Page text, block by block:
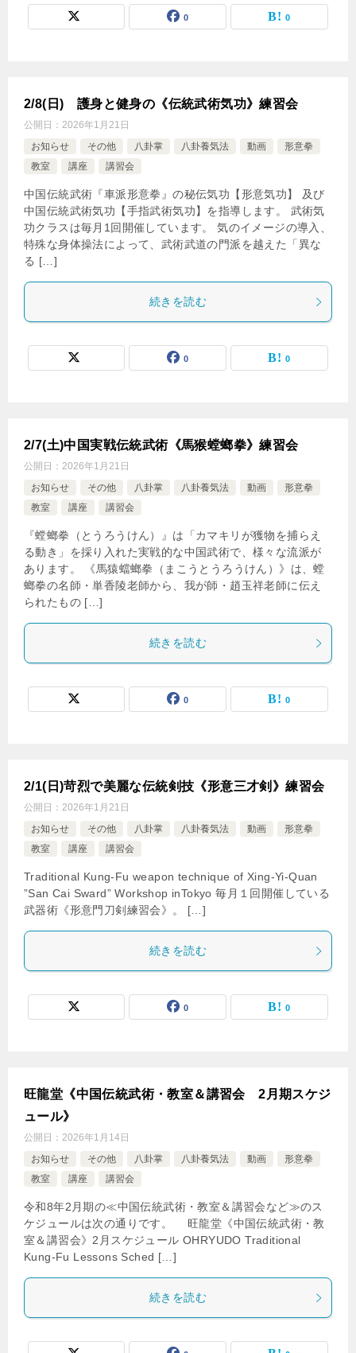
0 0
2/8(日) 護身と健身の《伝統武術気功》練習会
公開日： 2026年1月21日
お知らせ
その他 八卦掌 八卦養気法 動画
形意拳
教室
講座 講習会
中国伝統武術『車派形意拳』の秘伝気功【形意気功】 及び
中国伝統武術気功【手指武術気功】を指導します。 武術気
功クラスは毎月1回開催しています。 気のイメージの導入、
特殊な身体操法によって、武術武道の門派を越えた「異な
る […]
続きを読む
0 0
2/7(土)中国実戦伝統武術《馬猴螳螂拳》練習会
公開日： 2026年1月21日
お知らせ
その他 八卦掌 八卦養気法 動画
形意拳
教室
講座 講習会
『螳螂拳（とうろうけん）』は「カマキリが獲物を捕らえ
る動き」を採り入れた実戦的な中国武術で、様々な流派が
あります。 《馬猿蟷螂拳（まこうとうろうけん）》は、螳
螂拳の名師・単香陵老師から、我が師・趙玉祥老師に伝え
られたもの […]
続きを読む
0 0
2/1(日)苛烈で美麗な伝統剣技《形意三才剣》練習会
公開日： 2026年1月21日
お知らせ
その他 八卦掌 八卦養気法 動画
形意拳
教室
講座 講習会
Traditional Kung-Fu weapon technique of Xing-Yi-Quan
”San Cai Sward” Workshop inTokyo 毎月１回開催している
武器術《形意門刀剣練習会》。 […]
続きを読む
0 0
旺龍堂《中国伝統武術・教室＆講習会 2月期スケジ
ュール》
公開日： 2026年1月14日
お知らせ
その他 八卦掌 八卦養気法 動画
形意拳
教室
講座 講習会
令和8年2月期の≪中国伝統武術・教室＆講習会など≫のス
ケジュールは次の通りです。 旺龍堂《中国伝統武術・教
室＆講習会》2月スケジュール OHRYUDO Traditional
Kung-Fu Lessons Sched […]
続きを読む